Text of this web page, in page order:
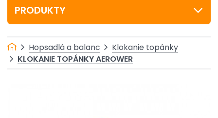
PRODUKTY
Hopsadlá a balanc
Klokanie topánky
KLOKANIE TOPÁNKY AEROWER